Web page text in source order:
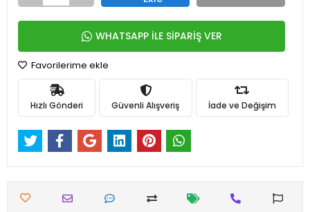
WHATSAPP İLE SİPARİŞ VER
Favorilerime ekle
Hızlı Gönderi Güvenli Alışveriş İade ve Değişim